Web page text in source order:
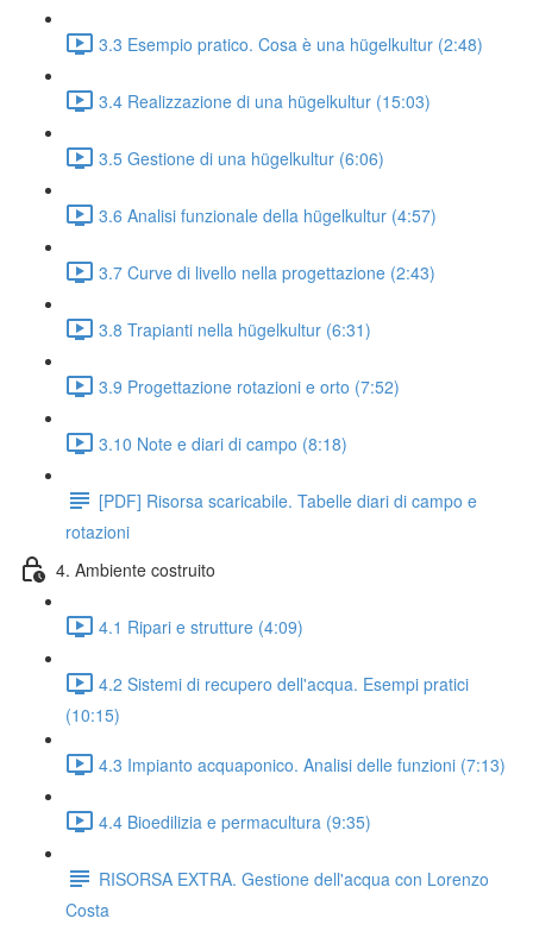
3.3 Esempio pratico. Cosa è una hügelkultur (2:48)
3.4 Realizzazione di una hügelkultur (15:03)
3.5 Gestione di una hügelkultur (6:06)
3.6 Analisi funzionale della hügelkultur (4:57)
3.7 Curve di livello nella progettazione (2:43)
3.8 Trapianti nella hügelkultur (6:31)
3.9 Progettazione rotazioni e orto (7:52)
3.10 Note e diari di campo (8:18)
[PDF] Risorsa scaricabile. Tabelle diari di campo e
rotazioni
4. Ambiente costruito
4.1 Ripari e strutture (4:09)
4.2 Sistemi di recupero dell'acqua. Esempi pratici
(10:15)
4.3 Impianto acquaponico. Analisi delle funzioni (7:13)
4.4 Bioedilizia e permacultura (9:35)
RISORSA EXTRA. Gestione dell'acqua con Lorenzo
Costa